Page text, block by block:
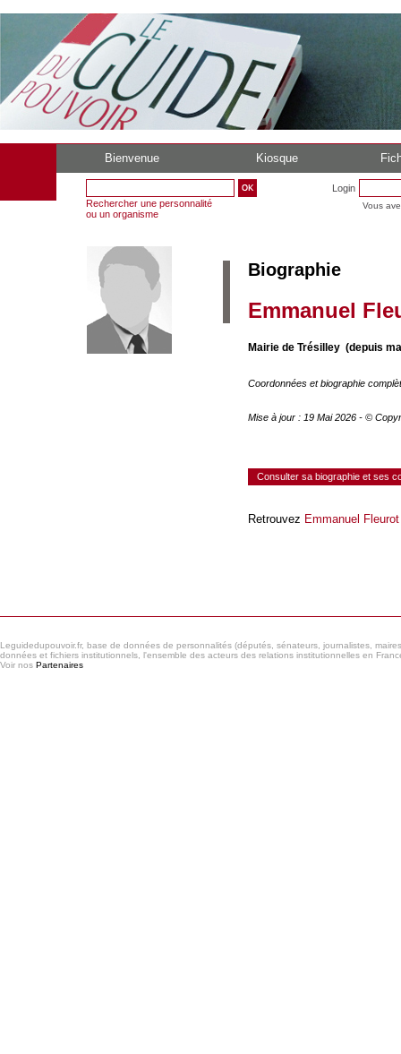
Bienvenue Kiosque
Rechercher une personnalité
ou un organisme
Login
Vous
Biographie
Emmanuel
Mairie de Trésilley (depuis
Coordonnées et biographie
Mise à jour : 19 Mai 2026 - ©
Consulter sa biographie et ses
Retrouvez Emmanuel Fleurot
Leguidedupouvoir.fr, base de données de personnalités (députés, sénateurs, journalistes,
données et fichiers institutionnels, l'ensemble des acteurs des relations institutionnelles en
Voir nos Partenaires